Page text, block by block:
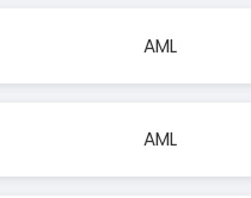
AML
AML